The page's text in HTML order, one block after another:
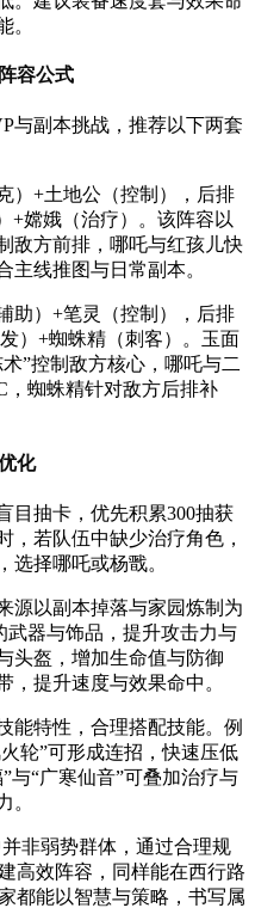
。
容公式
与副本挑战，推荐以下两套
）+土地公（控制），后排
+嫦娥（治疗）。该阵容以
敌方前排，哪吒与红孩儿快
主线推图与日常副本。
助）+笔灵（控制），后排
）+蜘蛛精（刺客）。玉面
”控制敌方核心，哪吒与二
，蜘蛛精针对敌方后排补
化
目抽卡，优先积累300抽获
，若队伍中缺少治疗角色，
选择哪吒或杨戬。
源以副本掉落与家园炼制为
武器与饰品，提升攻击力与
头盔，增加生命值与防御
，提升速度与效果命中。
能特性，合理搭配技能。例
轮”可形成连招，快速压低
与“广寒仙音”可叠加治疗与
。
非弱势群体，通过合理规
高效阵容，同样能在西行路
都能以智慧与策略，书写属